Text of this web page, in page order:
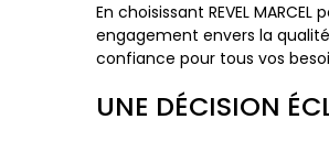
En choisissant REVEL
engagement envers la
confiance pour tous vos
UNE DÉCISION